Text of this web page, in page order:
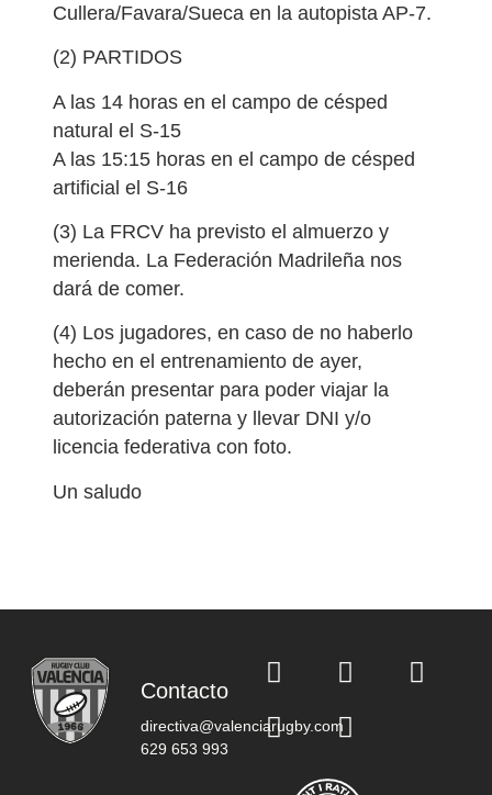
Cullera/Favara/Sueca en la autopista AP-7.
(2) PARTIDOS
A las 14 horas en el campo de césped
natural el S-15
A las 15:15 horas en el campo de césped
artificial el S-16
(3) La FRCV ha previsto el almuerzo y
merienda. La Federación Madrileña nos
dará de comer.
(4) Los jugadores, en caso de no haberlo
hecho en el entrenamiento de ayer,
deberán presentar para poder viajar la
autorización paterna y llevar DNI y/o
licencia federativa con foto.
Un saludo
Contacto
directiva@valenciarugby.com
629 653 993